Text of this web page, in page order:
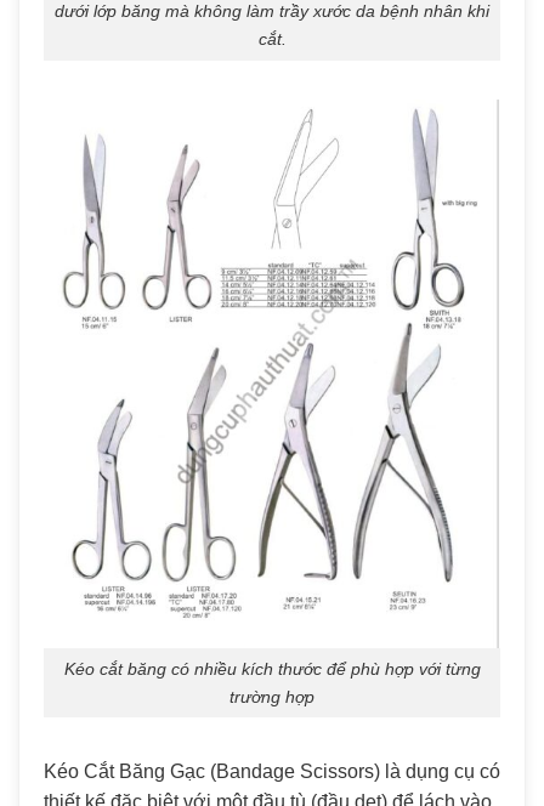
dưới lớp băng mà không làm trầy xước da bệnh nhân khi
cắt.
Kéo cắt băng có nhiều kích thước để phù hợp với từng
trường hợp
Kéo Cắt Băng Gạc (Bandage Scissors) là dụng cụ có